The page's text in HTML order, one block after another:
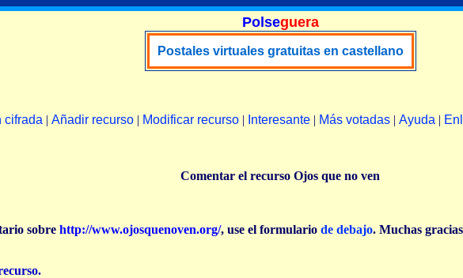
Polseguera
Postales virtuales gratuitas en castellano
cifrada | Añadir recurso| Modificar recurso| Interesante| Más votadas| Ayuda |
Comentar el recurso Ojos que no ven
sobre http://www.ojosquenoven.org/, use el formulario de debajo. Muchas